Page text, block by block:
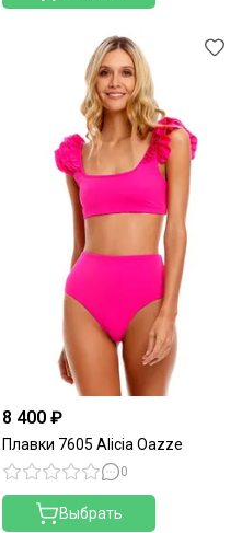
8 400 ₽
Плавки 7605 Alicia Oazze
0
Выбрать